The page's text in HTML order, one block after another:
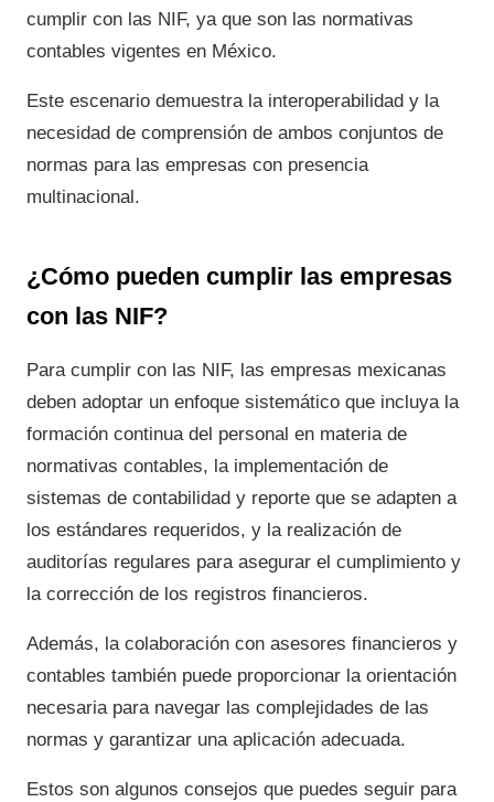
cumplir con las NIF, ya que son las normativas
contables vigentes en México.
Este escenario demuestra la interoperabilidad y la
necesidad de comprensión de ambos conjuntos de
normas para las empresas con presencia
multinacional.
¿Cómo pueden cumplir las empresas
con las NIF?
Para cumplir con las NIF, las empresas mexicanas
deben adoptar un enfoque sistemático que incluya la
formación continua del personal en materia de
normativas contables, la implementación de
sistemas de contabilidad y reporte que se adapten a
los estándares requeridos, y la realización de
auditorías regulares para asegurar el cumplimiento y
la corrección de los registros financieros.
Además, la colaboración con asesores financieros y
contables también puede proporcionar la orientación
necesaria para navegar las complejidades de las
normas y garantizar una aplicación adecuada.
Estos son algunos consejos que puedes seguir para